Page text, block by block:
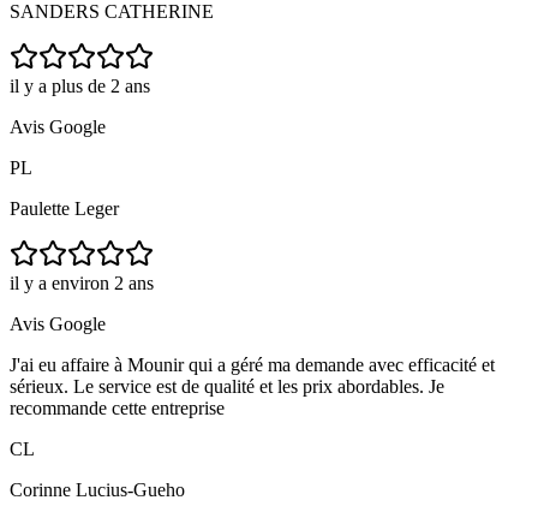
SANDERS CATHERINE
il y a plus de 2 ans
Avis Google
PL
Paulette Leger
il y a environ 2 ans
Avis Google
J'ai eu affaire à Mounir qui a géré ma demande avec efficacité et
sérieux. Le service est de qualité et les prix abordables. Je
recommande cette entreprise
CL
Corinne Lucius-Gueho